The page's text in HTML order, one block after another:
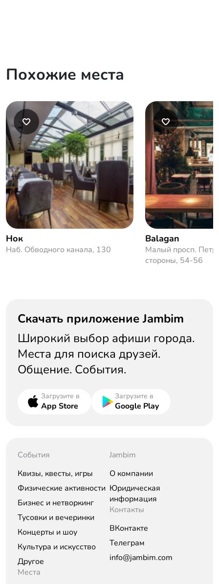
Похожие места
Нок
Наб. Обводного канала, 130
Balagan
Малый просп.
стороны, 54-56
Скачать приложение Jambim
Широкий выбор афиши города.
Места для поиска друзей.
Общение. События.
Загрузите в
App Store
Загрузите в
Google Play
События
Квизы, квесты, игры
Физические активности
Бизнес и нетворкинг
Тусовки и вечеринки
Концерты и шоу
Культура и искусство
Другое
Места
Jambim
О компании
Юридическая
информация
Контакты
ВКонтакте
Телеграм
info@jambim.com